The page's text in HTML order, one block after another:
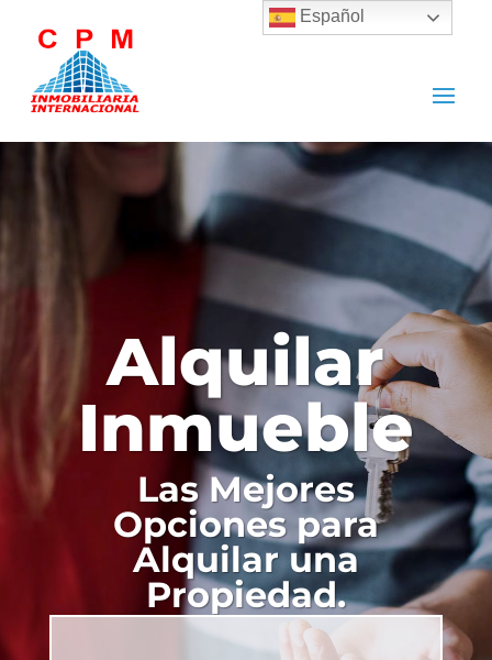
Alquilar
Inmueble
Las Mejores
Opciones para
Alquilar una
Propiedad.
Español